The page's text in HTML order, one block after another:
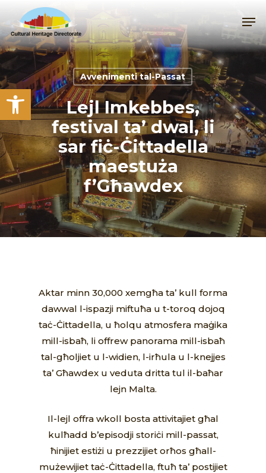
Open toolbar
to
main
content
Avvenimenti tal-Passat
Lejl Imkebbes,
festival ta’ dwal, li
sar fiċ-Ċittadella
maestuża
f’Għawdex
Aktar minn 30,000 xemgħa ta’ kull forma
dawwal l-ispazji miftuħa u t-toroq dojoq
taċ-Ċittadella, u ħolqu atmosfera maġika
mill-isbaħ, li offrew panorama mill-isbaħ
tal-għoljiet u l-widien, l-irħula u l-knejjes
ta’ Għawdex u veduta dritta tul il-baħar
lejn Malta.
Il-lejl offra wkoll bosta attivitajiet għal
kulħadd b’episodji storiċi mill-passat,
ħinijiet estiżi u prezzijiet orħos għall-
mużewijiet taċ-Ċittadella, ftuħ ta’ postijiet